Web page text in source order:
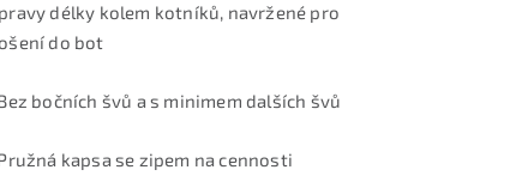
délky kolem kotníků, navržené pro
do bot
bočních švů a s minimem dalších švů
kapsa se zipem na cennosti